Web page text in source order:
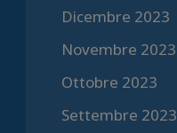
Dicembre 2023
Novembre 2023
Ottobre 2023
Settembre 2023